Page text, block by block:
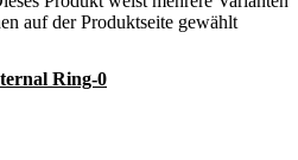
auf der Produktseite gewählt